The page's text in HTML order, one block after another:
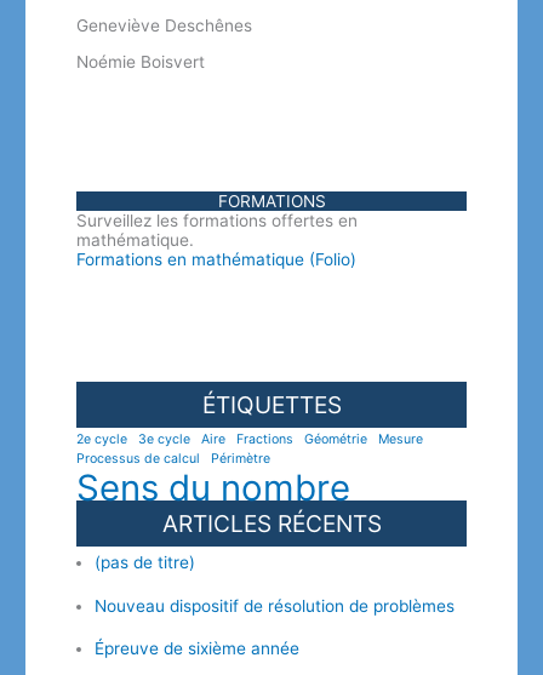
Geneviève Deschênes
Noémie Boisvert
FORMATIONS
Surveillez les formations offertes en
mathématique.
Formations en mathématique (Folio)
ÉTIQUETTES
2e cycle 3e cycle Aire Fractions Géométrie
Mesure
Processus de calcul
Périmètre
Sens du nombre
ARTICLES RÉCENTS
(pas de titre)
Nouveau dispositif de résolution de problèmes
Épreuve de sixième année